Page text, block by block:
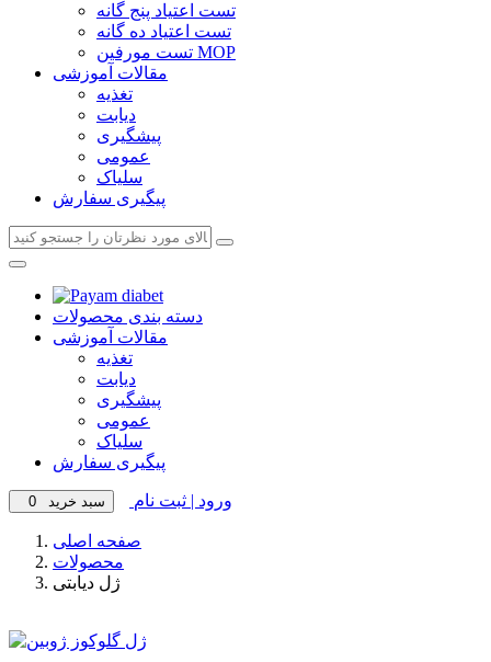
تست اعتیاد پنج گانه
تست اعتیاد ده گانه
تست مورفین MOP
مقالات آموزشی
تغذیه
دیابت
پیشگیری
عمومی
سلیاک
پیگیری سفارش
دسته بندی محصولات
مقالات آموزشی
تغذیه
دیابت
پیشگیری
عمومی
سلیاک
پیگیری سفارش
سبد خرید 0 ورود | ثبت نام
صفحه اصلی
محصولات
ژل دیابتی